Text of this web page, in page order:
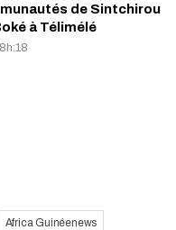
de Sintchirou
à Télimélé
Africa Guinéenews